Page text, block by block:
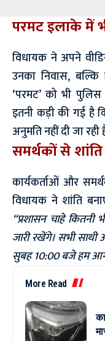
परमट इलाके में
​विधायक ने अपने
उनका निवास, बल्कि
‘परमट’ को भी पुलिस
इतनी कड़ी की गई है
अनुमति नहीं दी जा रही
समर्थकों से
​कार्यकर्ताओं और
विधायक ने शांति
“प्रशासन चाहे कितनी
जारी रखेंगे। सभी
सुबह 10:00 बजे हम
More Read